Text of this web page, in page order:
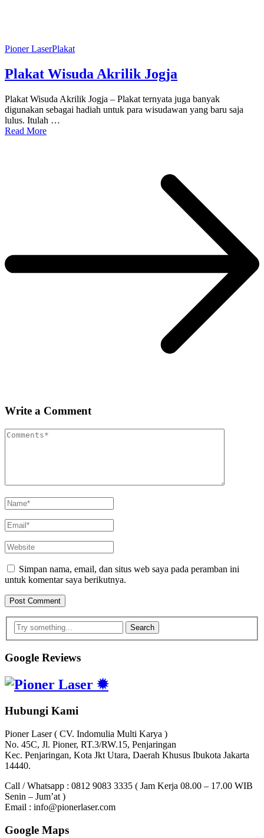
Pioner LaserPlakat
Plakat Wisuda Akrilik Jogja
Plakat Wisuda Akrilik Jogja – Plakat ternyata juga banyak
digunakan sebagai hadiah untuk para wisudawan yang baru saja
lulus. Itulah …
Read More
Write a Comment
Simpan nama, email, dan situs web saya pada peramban ini
untuk komentar saya berikutnya.
Search
Google Reviews
Hubungi Kami
Pioner Laser ( CV. Indomulia Multi Karya )
No. 45C, Jl. Pioner, RT.3/RW.15, Penjaringan
Kec. Penjaringan, Kota Jkt Utara, Daerah Khusus Ibukota Jakarta
14440.
Call / Whatsapp : 0812 9083 3335 ( Jam Kerja 08.00 – 17.00 WIB
Senin – Jum’at )
Email : info@pionerlaser.com
Google Maps